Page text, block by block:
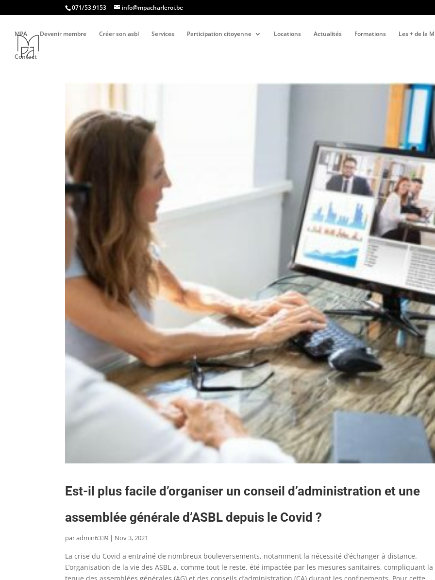
071/53.9153 info@mpacharleroi.be
MPA Devenir membre Créer son asbl Services Participation citoyenne Locations Actualités Formations Les + de la
Contact
Est-il plus facile d’organiser un conseil d’administration et une
assemblée générale d’ASBL depuis le Covid ?
paradmin6339 | Nov 3, 2021
La crise du Covid a entraîné de nombreux bouleversements, notamment la nécessité d’échanger à distance.
L’organisation de la vie des ASBL a, comme tout le reste, été impactée par les mesures sanitaires, compliquant la